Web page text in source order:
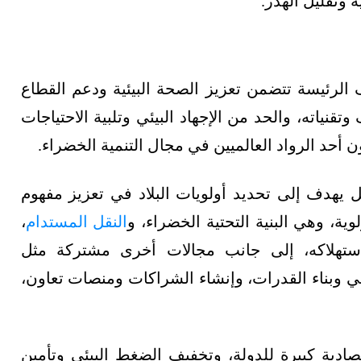
تتضمن تعزيز الصحة البيئية ودعم القطاع
والحد من الإجهاد البيئي وتلبية الاحتياجات
أحد الرواد العالميين في مجال التنمية الخضراء.
يهدف إلى تحديد أولويات البلاد في تعزيز مفهوم
وهي البنية التحتية الخضراء، والنقل المستدام،
إلى جانب مجالات أخرى مشتركة مثل
وبناء القدرات، وإنشاء الشراكات ومنصات تعاون،
كبيرة للدولة، وتخفيف الضغط البيئي وتأمين